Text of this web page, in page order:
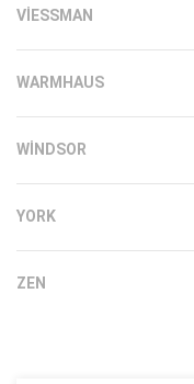
VIESSMAN
WARMHAUS
WINDSOR
YORK
ZEN